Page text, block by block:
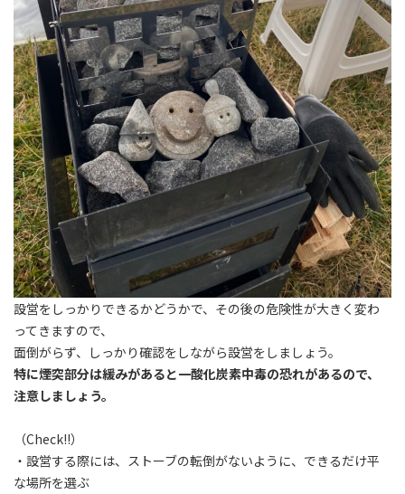
設営をしっかりできるかどうかで、その後の危険性が大きく変わ
ってきますので、
面倒がらず、しっかり確認をしながら設営をしましょう。
特に煙突部分は緩みがあると一酸化炭素中毒の恐れがあるので、
注意しましょう。
（Check!!）
・設営する際には、ストーブの転倒がないように、できるだけ平
な場所を選ぶ